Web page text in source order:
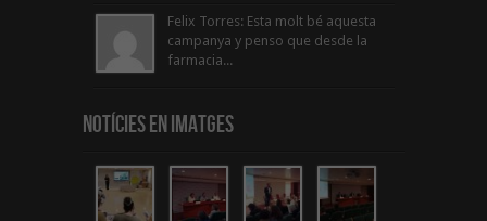
Felix Torres: Esta molt bé aquesta
campanya y penso que desde la
farmacia...
Notícies en Imatges